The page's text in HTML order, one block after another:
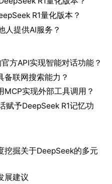
R1量化版本？
人提供AI服务？
方API实现智能对话功能？
备联网搜索能力？
MCP实现外部工具调用？
赋予DeepSeek R1记忆功
挖掘关于DeepSeek的多元
展建议